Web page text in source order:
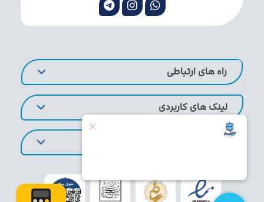
راه های ارتباطی
لینک های کاربردی
تورهای پر طرفدار